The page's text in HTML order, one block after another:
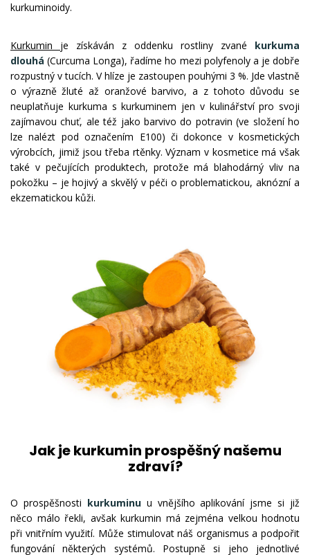
kurkuminoidy.
Kurkumin je získáván z oddenku rostliny zvané kurkuma
dlouhá (Curcuma Longa), řadíme ho mezi polyfenoly a je dobře
rozpustný v tucích. V hlíze je zastoupen pouhými 3 %. Jde vlastně
o výrazně žluté až oranžové barvivo, a z tohoto důvodu se
neuplatňuje kurkuma s kurkuminem jen v kulinářství pro svoji
zajímavou chuť, ale též jako barvivo do potravin (ve složení ho
lze nalézt pod označením E100) či dokonce v kosmetických
výrobcích, jimiž jsou třeba rtěnky. Význam v kosmetice má však
také v pečujících produktech, protože má blahodárný vliv na
pokožku – je hojivý a skvělý v péči o problematickou, aknózní a
ekzematickou kůži.
Jak je kurkumin prospěšný našemu
zdraví?
O prospěšnosti kurkuminu u vnějšího aplikování jsme si již
něco málo řekli, avšak kurkumin má zejména velkou hodnotu
při vnitřním využití. Může stimulovat náš organismus a podpořit
fungování některých systémů. Postupně si jeho jednotlivé